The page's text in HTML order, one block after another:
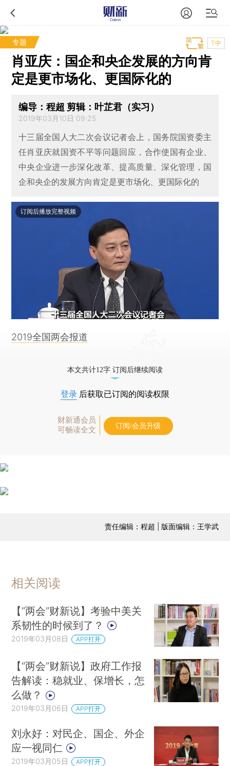
专题 T中
肖亚庆：国企和央企发展的方向肯
定是更市场化、更国际化的
编导：程超 剪辑：叶芷君（实习）
2019年03月10日 09:25
十三届全国人大二次会议记者会上，国务院国资委主
任肖亚庆就国资不平等问题回应，合作使国有企业、
中央企业进一步深化改革、提高质量、深化管理，国
企和央企的发展方向肯定是更市场化、更国际化的
订阅后播放完整视频
2019全国两会报道
本文共计12字 订阅后继续阅读
登录 后获取已订阅的阅读权限
财新通会员
可畅读全文
订阅/会员升级
责任编辑：程超 | 版面编辑：王学武
相关阅读
【“两会”财新说】考验中美关
系韧性的时候到了？
2019年03月08日 APP打开
【“两会”财新说】政府工作报
告解读：稳就业、保增长，怎
么做？
2019年03月06日 APP打开
刘永好：对民企、国企、外企
应一视同仁
2019年03月05日 APP打开